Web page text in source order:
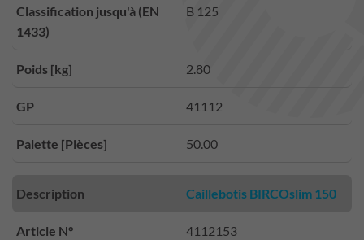
Classification jusqu'à (EN
1433)
B 125
Poids [kg] 2.80
GP 41112
Palette [Pièces] 50.00
Description Caillebotis BIRCOslim 150
Article N° 4112153